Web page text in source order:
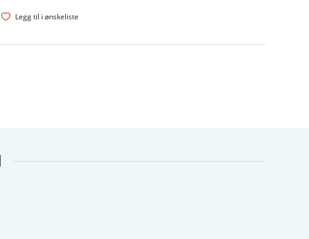
Legg til i ønskeliste